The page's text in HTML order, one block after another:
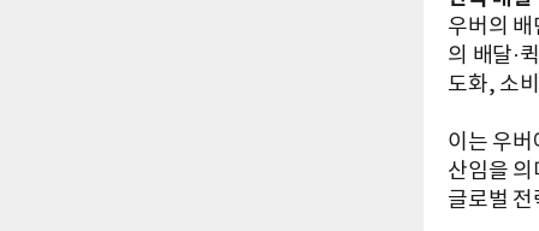
우버의
의 배달·
도화, 소
이는 우
산임을 의
글로벌 전